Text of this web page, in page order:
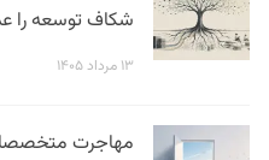
شکاف توسعه را
۱۳ مرداد ۱۴۰۵
مهاجرت